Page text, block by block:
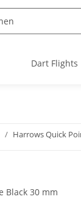
Dart Flights
Harrows Quick